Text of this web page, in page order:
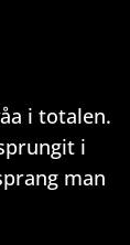
i totalen.
i
man